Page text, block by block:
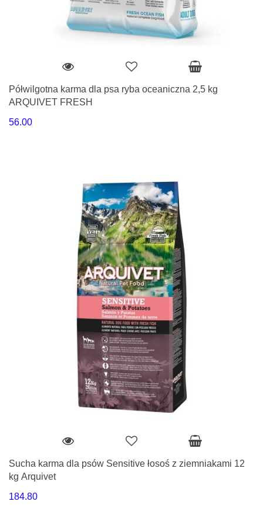
Półwilgotna karma dla psa ryba oceaniczna 2,5 kg
ARQUIVET FRESH
56.00
Sucha karma dla psów Sensitive łosoś z ziemniakami 12
kg Arquivet
184.80